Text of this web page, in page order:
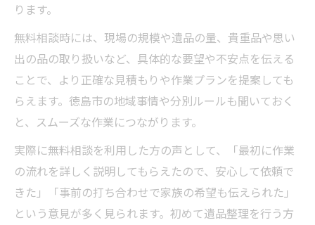
ります。
無料相談時には、現場の規模や遺品の量、貴重品や思い
出の品の取り扱いなど、具体的な要望や不安点を伝える
ことで、より正確な見積もりや作業プランを提案しても
らえます。徳島市の地域事情や分別ルールも聞いておく
と、スムーズな作業につながります。
実際に無料相談を利用した方の声として、「最初に作業
の流れを詳しく説明してもらえたので、安心して依頼で
きた」「事前の打ち合わせで家族の希望も伝えられた」
という意見が多く見られます。初めて遺品整理を行う方